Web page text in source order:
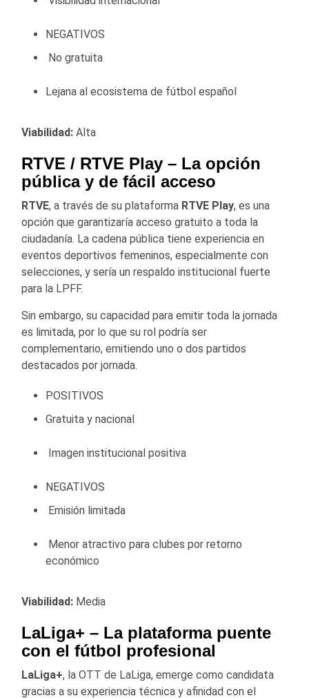
NEGATIVOS
No gratuita
Lejana al ecosistema de fútbol español
Viabilidad: Alta
RTVE / RTVE Play – La opción
pública y de fácil acceso
RTVE, a través de su plataforma RTVE Play, es una
opción que garantizaría acceso gratuito a toda la
ciudadanía. La cadena pública tiene experiencia en
eventos deportivos femeninos, especialmente con
selecciones, y sería un respaldo institucional fuerte
para la LPFF.
Sin embargo, su capacidad para emitir toda la jornada
es limitada, por lo que su rol podría ser
complementario, emitiendo uno o dos partidos
destacados por jornada.
POSITIVOS
Gratuita y nacional
Imagen institucional positiva
NEGATIVOS
Emisión limitada
Menor atractivo para clubes por retorno
económico
Viabilidad: Media
LaLiga+ – La plataforma puente
con el fútbol profesional
LaLiga+, la OTT de LaLiga, emerge como candidata
gracias a su experiencia técnica y afinidad con el